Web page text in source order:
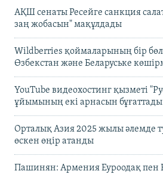
АҚШ сенаты Ресейге санкция
заң жобасын" мақұлдады
Wildberries қоймаларының бір
Өзбекстан және Беларуське
YouTube видеохостинг қызметі
ұйымының екі арнасын бұғаттады
Орталық Азия 2025 жылы әлемде
өскен өңір атанды
Пашинян: Армения Еуроодақ пен